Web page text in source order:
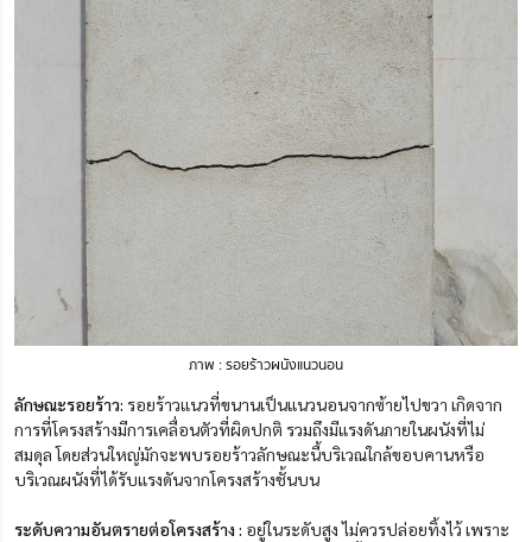
ภาพ : รอยร้าวผนังแนวนอน
ลักษณะรอยร้าว: รอยร้าวแนวที่ขนานเป็นแนวนอนจากซ้ายไปขวา เกิดจาก
การที่โครงสร้างมีการเคลื่อนตัวที่ผิดปกติ รวมถึงมีแรงดันภายในผนังที่ไม่
สมดุล โดยส่วนใหญ่มักจะพบรอยร้าวลักษณะนี้บริเวณใกล้ขอบคานหรือ
บริเวณผนังที่ได้รับแรงดันจากโครงสร้างชั้นบน
ระดับความอันตรายต่อโครงสร้าง : อยู่ในระดับสูง ไม่ควรปล่อยทิ้งไว้ เพราะ